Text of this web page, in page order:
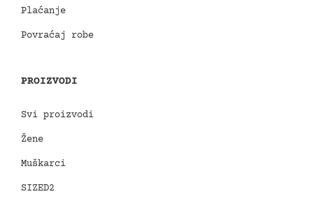
Plaćanje
Povraćaj robe
PROIZVODI
Svi proizvodi
Žene
Muškarci
SIZED2